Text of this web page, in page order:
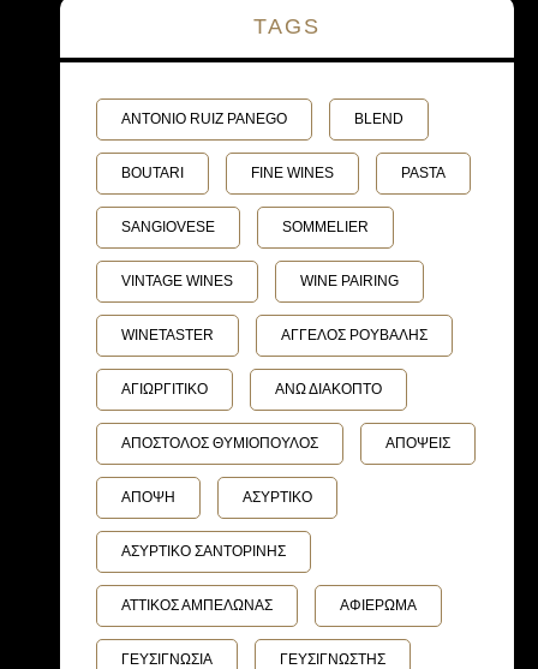
TAGS
ANTONIO RUIZ PANEGO BLEND
BOUTARI FINE WINES PASTA
SANGIOVESE SOMMELIER
VINTAGE WINES WINE PAIRING
WINETASTER ΑΓΓΕΛΟΣ ΡΟΥΒΑΛΗΣ
ΑΓΙΩΡΓΙΤΙΚΟ ΑΝΩ ΔΙΑΚΟΠΤΟ
ΑΠΟΣΤΟΛΟΣ ΘΥΜΙΟΠΟΥΛΟΣ ΑΠΟΨΕΙΣ
ΑΠΟΨΗ ΑΣΥΡΤΙΚΟ
ΑΣΥΡΤΙΚΟ ΣΑΝΤΟΡΙΝΗΣ
ΑΤΤΙΚΟΣ ΑΜΠΕΛΩΝΑΣ ΑΦΙΕΡΩΜΑ
ΓΕΥΣΙΓΝΩΣΙΑ ΓΕΥΣΙΓΝΩΣΤΗΣ